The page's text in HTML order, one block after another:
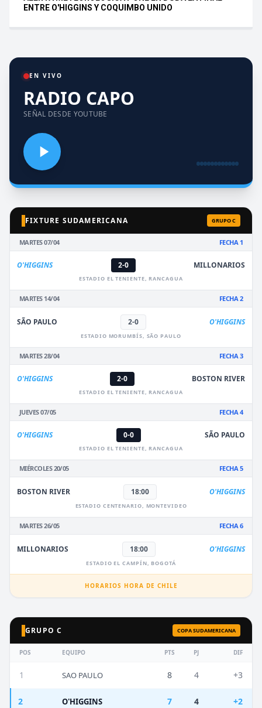
ENTRE O'HIGGINS Y COQUIMBO UNIDO
EN VIVO
RADIO CAPO
SEÑAL DESDE YOUTUBE
FIXTURE SUDAMERICANA GRUPO C
MARTES 07/04 FECHA 1
O'HIGGINS 2-0 MILLONARIOS
ESTADIO EL TENIENTE, RANCAGUA
MARTES 14/04 FECHA 2
SÃO PAULO 2-0 O'HIGGINS
ESTADIO MORUMBÍS, SÃO PAULO
MARTES 28/04 FECHA 3
O'HIGGINS 2-0 BOSTON RIVER
ESTADIO EL TENIENTE, RANCAGUA
JUEVES 07/05 FECHA 4
O'HIGGINS 0-0 SÃO PAULO
ESTADIO EL TENIENTE, RANCAGUA
MIÉRCOLES 20/05 FECHA 5
BOSTON RIVER 18:00 O'HIGGINS
ESTADIO CENTENARIO, MONTEVIDEO
MARTES 26/05 FECHA 6
MILLONARIOS 18:00 O'HIGGINS
ESTADIO EL CAMPÍN, BOGOTÁ
HORARIOS HORA DE CHILE
GRUPO C COPA SUDAMERICANA
POS EQUIPO PTS PJ DIF
1 SAO PAULO 8 4 +3
2 O'HIGGINS 7 4 +2